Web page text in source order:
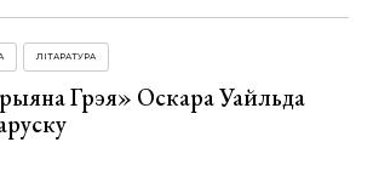
ЛІТАРАТУРА
Грэя» Оскара Уайльда